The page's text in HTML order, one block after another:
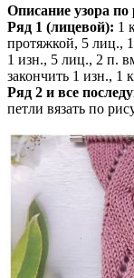
Описание узора по
Ряд 1 (лицевой): 1
протяжкой, 5 лиц.,
1 изн., 5 лиц., 2 п.
закончить 1 изн., 1
Ряд 2 и все
петли вязать по